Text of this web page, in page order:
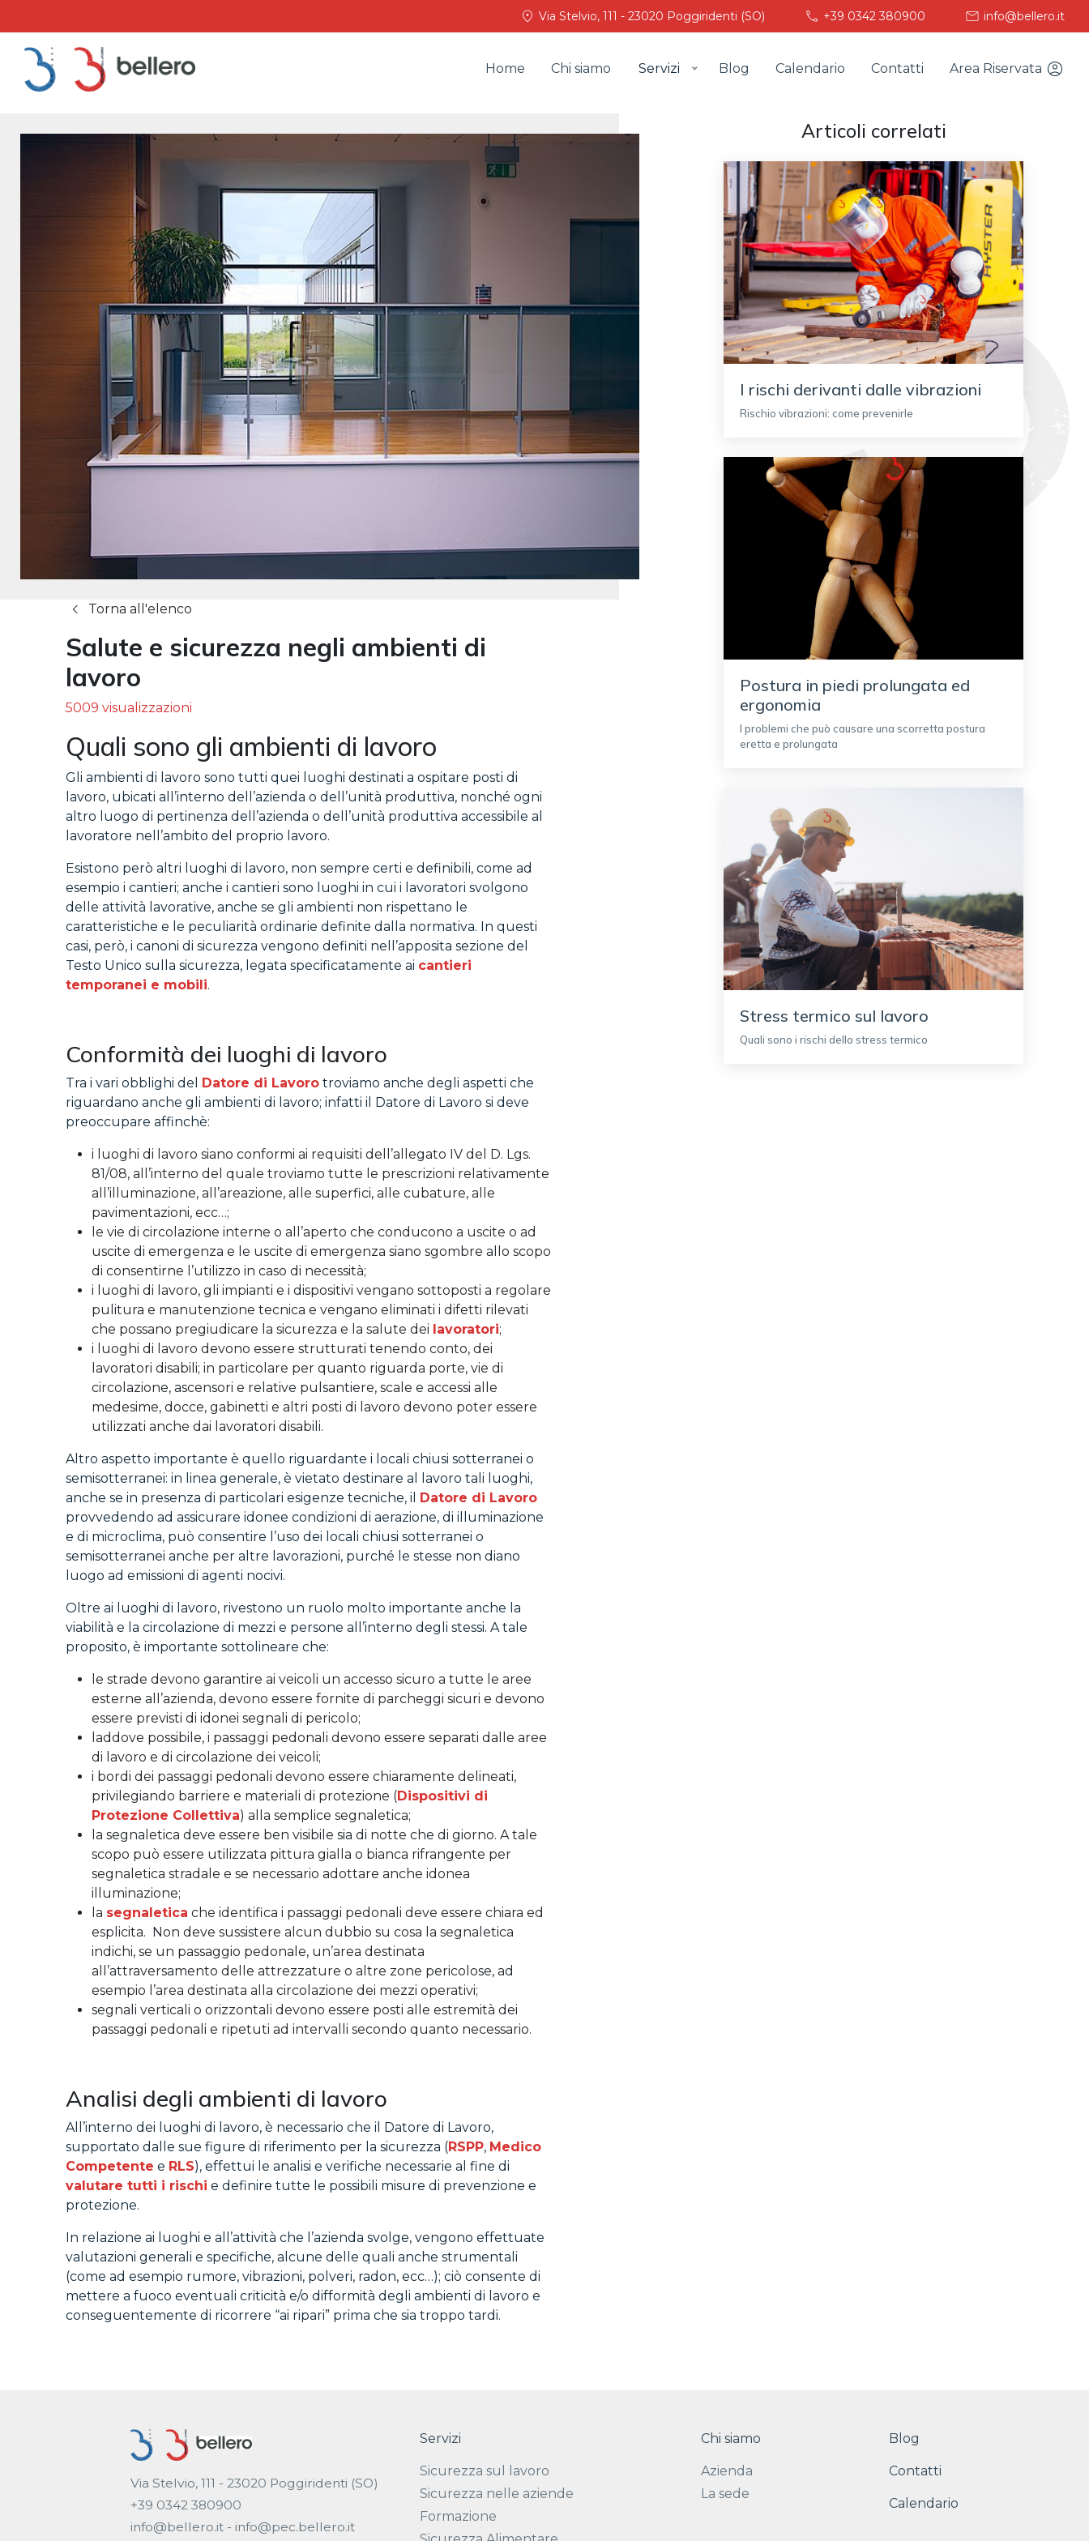
Via Stelvio, 111 - 23020 Poggiridenti (SO) +39 0342 380900 info@bellero.it
Home Chi siamo Servizi Blog Calendario Contatti Area Riservata
Torna all'elenco
Salute e sicurezza negli ambienti di
lavoro
5009 visualizzazioni
Quali sono gli ambienti di lavoro
Gli ambienti di lavoro sono tutti quei luoghi destinati a ospitare posti di
lavoro, ubicati all’interno dell’azienda o dell’unità produttiva, nonché ogni
altro luogo di pertinenza dell’azienda o dell’unità produttiva accessibile al
lavoratore nell’ambito del proprio lavoro.
Esistono però altri luoghi di lavoro, non sempre certi e definibili, come ad
esempio i cantieri; anche i cantieri sono luoghi in cui i lavoratori svolgono
delle attività lavorative, anche se gli ambienti non rispettano le
caratteristiche e le peculiarità ordinarie definite dalla normativa. In questi
casi, però, i canoni di sicurezza vengono definiti nell’apposita sezione del
Testo Unico sulla sicurezza, legata specificatamente ai cantieri
temporanei e mobili.
Conformità dei luoghi di lavoro
Tra i vari obblighi del Datore di Lavorotroviamo anche degli aspetti che
riguardano anche gli ambienti di lavoro; infatti il Datore di Lavoro si deve
preoccupare affinchè:
i luoghi di lavoro siano conformi ai requisiti dell’allegato IV del D. Lgs.
81/08, all’interno del quale troviamo tutte le prescrizioni relativamente
all’illuminazione, all’areazione, alle superfici, alle cubature, alle
pavimentazioni, ecc…;
le vie di circolazione interne o all’aperto che conducono a uscite o ad
uscite di emergenza e le uscite di emergenza siano sgombre allo scopo
di consentirne l’utilizzo in caso di necessità;
i luoghi di lavoro, gli impianti e i dispositivi vengano sottoposti a regolare
pulitura e manutenzione tecnica e vengano eliminati i difetti rilevati
che possano pregiudicare la sicurezza e la salute dei lavoratori;
i luoghi di lavoro devono essere strutturati tenendo conto, dei
lavoratori disabili; in particolare per quanto riguarda porte, vie di
circolazione, ascensori e relative pulsantiere, scale e accessi alle
medesime, docce, gabinetti e altri posti di lavoro devono poter essere
utilizzati anche dai lavoratori disabili.
Altro aspetto importante è quello riguardante i locali chiusi sotterranei o
semisotterranei: in linea generale, è vietato destinare al lavoro tali luoghi,
anche se in presenza di particolari esigenze tecniche, il Datore di Lavoro
provvedendo ad assicurare idonee condizioni di aerazione, di illuminazione
e di microclima, può consentire l’uso dei locali chiusi sotterranei o
semisotterranei anche per altre lavorazioni, purché le stesse non diano
luogo ad emissioni di agenti nocivi.
Oltre ai luoghi di lavoro, rivestono un ruolo molto importante anche la
viabilità e la circolazione di mezzi e persone all’interno degli stessi. A tale
proposito, è importante sottolineare che:
le strade devono garantire ai veicoli un accesso sicuro a tutte le aree
esterne all’azienda, devono essere fornite di parcheggi sicuri e devono
essere previsti di idonei segnali di pericolo;
laddove possibile, i passaggi pedonali devono essere separati dalle aree
di lavoro e di circolazione dei veicoli;
i bordi dei passaggi pedonali devono essere chiaramente delineati,
privilegiando barriere e materiali di protezione (Dispositivi di
Protezione Collettiva) alla semplice segnaletica;
la segnaletica deve essere ben visibile sia di notte che di giorno. A tale
scopo può essere utilizzata pittura gialla o bianca rifrangente per
segnaletica stradale e se necessario adottare anche idonea
illuminazione;
la segnaletica che identifica i passaggi pedonali deve essere chiara ed
esplicita. Non deve sussistere alcun dubbio su cosa la segnaletica
indichi, se un passaggio pedonale, un’area destinata
all’attraversamento delle attrezzature o altre zone pericolose, ad
esempio l’area destinata alla circolazione dei mezzi operativi;
segnali verticali o orizzontali devono essere posti alle estremità dei
passaggi pedonali e ripetuti ad intervalli secondo quanto necessario.
Analisi degli ambienti di lavoro
All’interno dei luoghi di lavoro, è necessario che il Datore di Lavoro,
supportato dalle sue figure di riferimento per la sicurezza (RSPP, Medico
Competente e RLS), effettui le analisi e verifiche necessarie al fine di
valutare tutti i rischi e definire tutte le possibili misure di prevenzione e
protezione.
In relazione ai luoghi e all’attività che l’azienda svolge, vengono effettuate
valutazioni generali e specifiche, alcune delle quali anche strumentali
(come ad esempio rumore, vibrazioni, polveri, radon, ecc…); ciò consente di
mettere a fuoco eventuali criticità e/o difformità degli ambienti di lavoro e
conseguentemente di ricorrere “ai ripari” prima che sia troppo tardi.
Articoli correlati
I rischi derivanti dalle vibrazioni
Rischio vibrazioni: come prevenirle
Postura in piedi prolungata ed
ergonomia
I problemi che può causare una scorretta postura
eretta e prolungata
Stress termico sul lavoro
Quali sono i rischi dello stress termico
Via Stelvio, 111 - 23020 Poggiridenti (SO)
+39 0342 380900
info@bellero.it - info@pec.bellero.it
Servizi
Sicurezza sul lavoro
Sicurezza nelle aziende
Formazione
Chi siamo
Azienda
La sede
Blog
Contatti
Calendario